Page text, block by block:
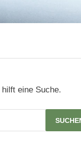
eine Suche.